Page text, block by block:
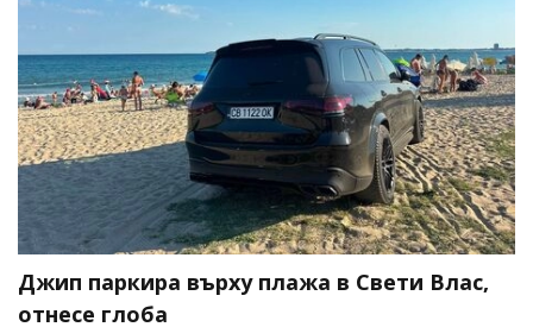
Джип паркира върху плажа в Свети Влас,
отнесе глоба